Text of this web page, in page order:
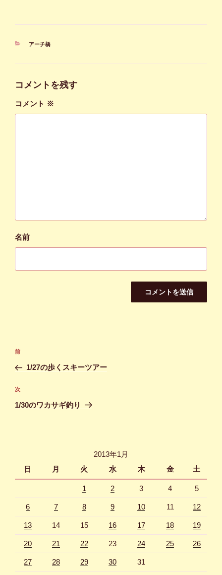
カ
アーチ橋
コメントを残す
コメント ※
名前
投
ナ
ビ
ゲ
前
の
稿
前
1/27の歩くスキーツアー
次
の
次
1/30のワカサギ釣り
2013年1月
日
月 火 水 木 金 土
1 2 3 4 5
6 7 8 9 10 11 12
13 14 15 16 17 18 19
20 21 22 23 24 25 26
27 28 29 30 31